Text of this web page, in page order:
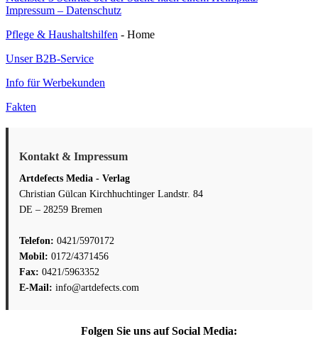
Beitrag:
Impressum – Datenschutz
Pflege & Haushaltshilfen - Home
Unser B2B-Service
Info für Werbekunden
Fakten
Kontakt & Impressum
Artdefects Media - Verlag
Christian Gülcan Kirchhuchtinger Landstr. 84
DE – 28259 Bremen
Telefon: 0421/5970172
Mobil: 0172/4371456
Fax: 0421/5963352
E-Mail: info@artdefects.com
Folgen Sie uns auf Social Media: